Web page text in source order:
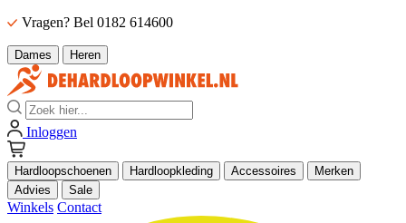
Vragen? Bel 0182 614600
Dames Heren
Zoek
Inloggen
Hardloopschoenen Hardloopkleding Accessoires
Merken
Advies
Sale
Winkels Contact